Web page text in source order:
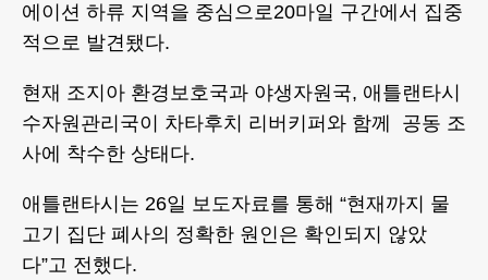
에이션 하류 지역을 중심으로20마일 구간에서 집중
적으로 발견됐다.
현재 조지아 환경보호국과 야생자원국, 애틀랜타시
수자원관리국이 차타후치 리버키퍼와 함께 공동 조
사에 착수한 상태다.
애틀랜타시는 26일 보도자료를 통해 “현재까지 물
고기 집단 폐사의 정확한 원인은 확인되지 않았
다”고 전했다.